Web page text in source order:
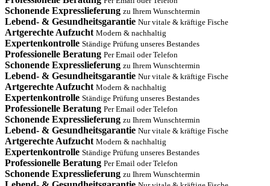
Schonende Expresslieferung zu Ihrem Wunschtermin
Lebend- & Gesundheitsgarantie Nur vitale & kräftige Fische
Artgerechte Aufzucht Modern & nachhaltig
Expertenkontrolle Ständige Prüfung unseres Bestandes
Professionelle Beratung Per Email oder Telefon
Schonende Expresslieferung zu Ihrem Wunschtermin
Lebend- & Gesundheitsgarantie Nur vitale & kräftige Fische
Artgerechte Aufzucht Modern & nachhaltig
Expertenkontrolle Ständige Prüfung unseres Bestandes
Professionelle Beratung Per Email oder Telefon
Schonende Expresslieferung zu Ihrem Wunschtermin
Lebend- & Gesundheitsgarantie Nur vitale & kräftige Fische
Artgerechte Aufzucht Modern & nachhaltig
Expertenkontrolle Ständige Prüfung unseres Bestandes
Professionelle Beratung Per Email oder Telefon
Schonende Expresslieferung zu Ihrem Wunschtermin